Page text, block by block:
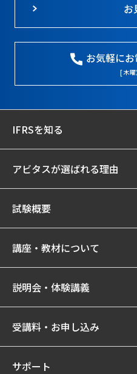
お
お気軽にお
[ 木
IFRSを知る
アビタスが選ばれる理由
試験概要
講座・教材について
説明会・体験講義
受講料・お申し込み
サポート